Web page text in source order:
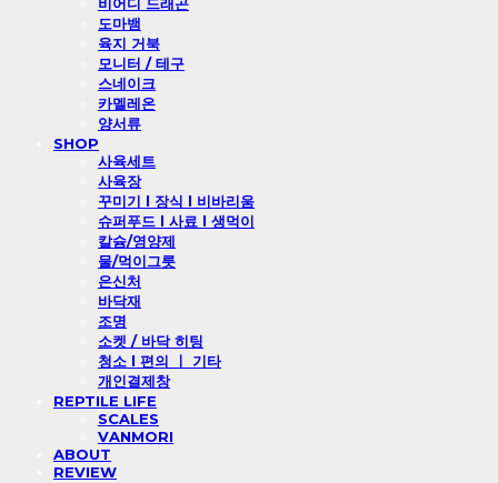
비어디 드래곤
도마뱀
육지 거북
모니터 / 테구
스네이크
카멜레온
양서류
SHOP
사육세트
사육장
꾸미기 l 장식 l 비바리움
슈퍼푸드 l 사료 l 생먹이
칼슘/영양제
물/먹이그릇
은신처
바닥재
조명
소켓 / 바닥 히팅
청소 l 편의 ㅣ 기타
개인결제창
REPTILE LIFE
SCALES
VANMORI
ABOUT
REVIEW